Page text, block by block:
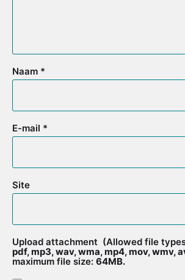
Naam *
E-mail *
Site
Upload attachment (Allowed file
pdf, mp3, wav, wma, mp4, mov, wmv,
maximum file size: 64MB.